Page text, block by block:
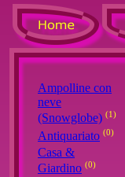
Ampolline con
neve
(Snowglobe) (1)
Antiquariato (0)
Casa &
Giardino (0)